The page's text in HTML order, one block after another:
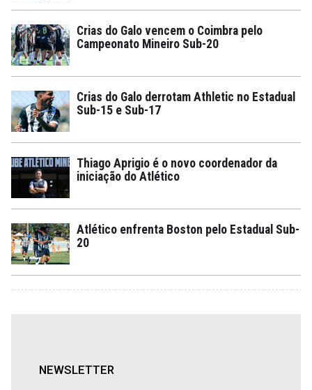
Crias do Galo vencem o Coimbra pelo
Campeonato Mineiro Sub-20
Crias do Galo derrotam Athletic no Estadual
Sub-15 e Sub-17
Thiago Aprigio é o novo coordenador da
iniciação do Atlético
Atlético enfrenta Boston pelo Estadual Sub-
20
NEWSLETTER